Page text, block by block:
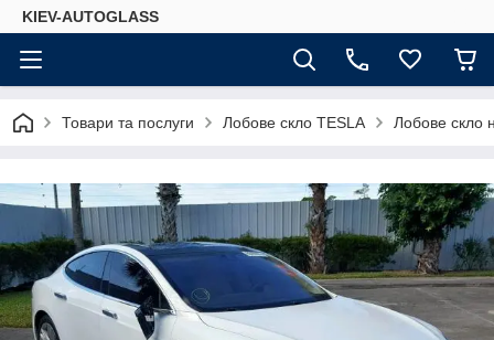
KIEV-AUTOGLASS
Товари та послуги Лобове скло TESLA Лобове скло